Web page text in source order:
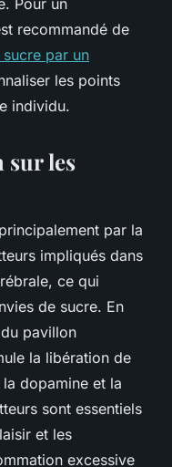
recommandé de
par un
les points
individu.
sur les
par la
impliqués dans
ce qui
de sucre. En
pavillon
la libération de
dopamine et la
sont essentiels
et les
excessive